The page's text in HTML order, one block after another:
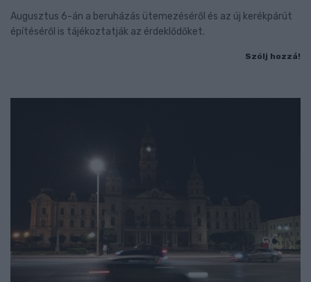
Augusztus 6-án a beruházás ütemezéséről és az új kerékpárút
építéséről is tájékoztatják az érdeklődőket.
Szólj hozzá!